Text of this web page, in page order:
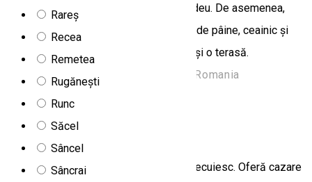
Rareș
Recea
Remetea
Rugănești
Runc
Săcel
Sâncel
Sâncrai
canale prin cablu și o baie privată cu bideu. De asemenea,
sunt disponibile frigidere, plită, prăjitor de pâine, ceainic și
aparat de cafea. Unitatea are o grădină și o terasă.
Aratasteto, Miercurea Ciuc 530141, Romania
Apartament
Bethlen apartman
Bethlen Apartman se află în Odorheiu Secuiesc. Oferă cazare